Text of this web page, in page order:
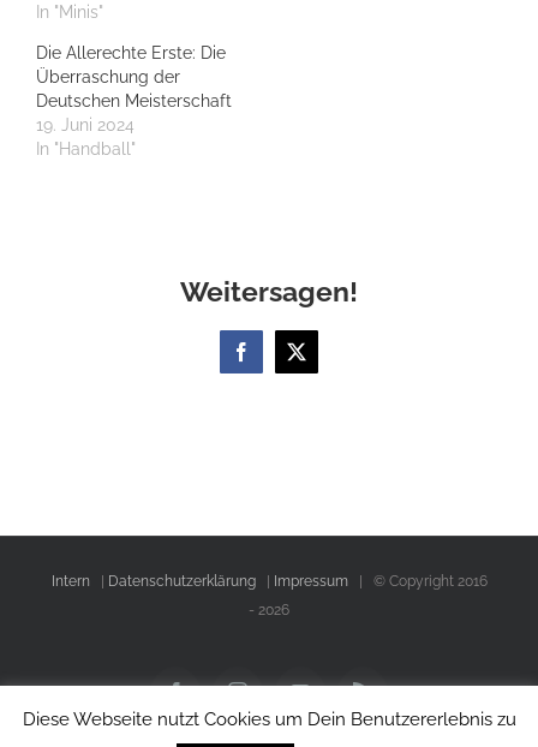
In "Minis"
Die Allerechte Erste: Die
Überraschung der
Deutschen Meisterschaft
19. Juni 2024
In "Handball"
Weitersagen!
Facebook
X
Intern | Datenschutzerklärung| Impressum| © Copyright 2016
- 2026
Diese Webseite nutzt Cookies um Dein Benutzererlebnis zu